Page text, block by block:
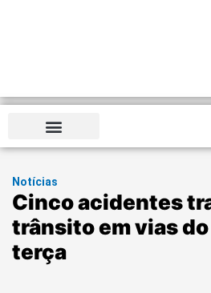
Notícias
Cinco acidentes
trânsito em vias do
terça